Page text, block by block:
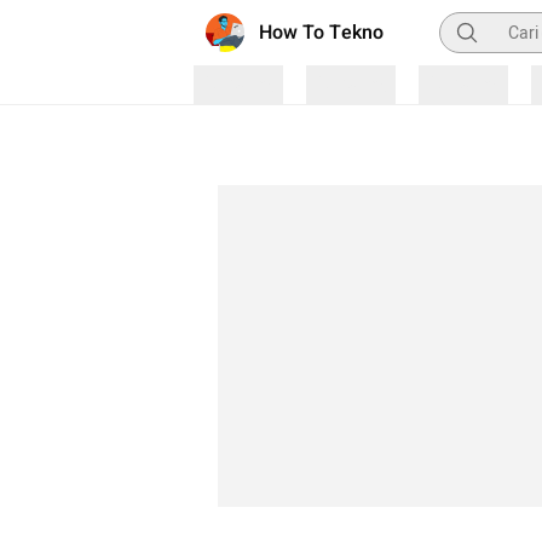
How To Tekno Pencarian